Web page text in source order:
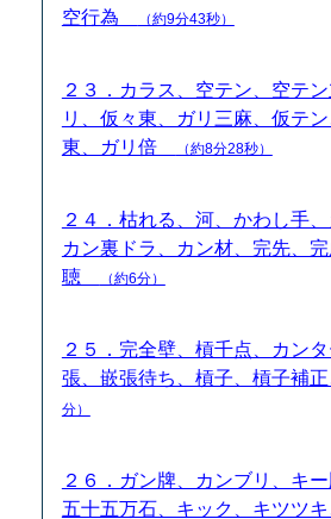
空行為
（約9分43秒）
２３．カラス、空テン、空テ
リ、仮々東、ガリ三麻、仮テ
東、ガリ倍
（約8分28秒）
２４．枯れる、河、かわし手、
カン裏ドラ、カン材、完先、
聴
（約6分）
２５．完全壁、槓千点、カン
張、嵌張待ち、槓子、槓子補
分）
２６．ガン牌、カンブリ、キ
五十五万石、キック、キツツ